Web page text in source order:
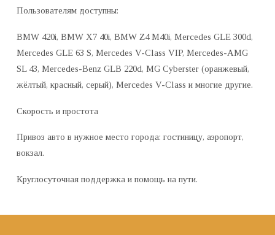
Пользователям доступны:
BMW 420i, BMW X7 40i, BMW Z4 M40i, Mercedes GLE 300d,
Mercedes GLE 63 S, Mercedes V-Class VIP, Mercedes-AMG
SL 43, Mercedes-Benz GLB 220d, MG Cyberster (оранжевый,
жёлтый, красный, серый), Mercedes V-Class и многие другие.
Скорость и простота
Привоз авто в нужное место города: гостиницу, аэропорт,
вокзал.
Круглосуточная поддержка и помощь на пути.